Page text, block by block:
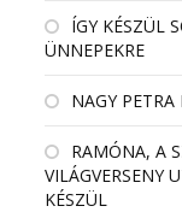
ÍGY KÉSZÜL
ÜNNEPEKRE
NAGY
RAMÓNA, A
VILÁGVERSENY
KÉSZÜL